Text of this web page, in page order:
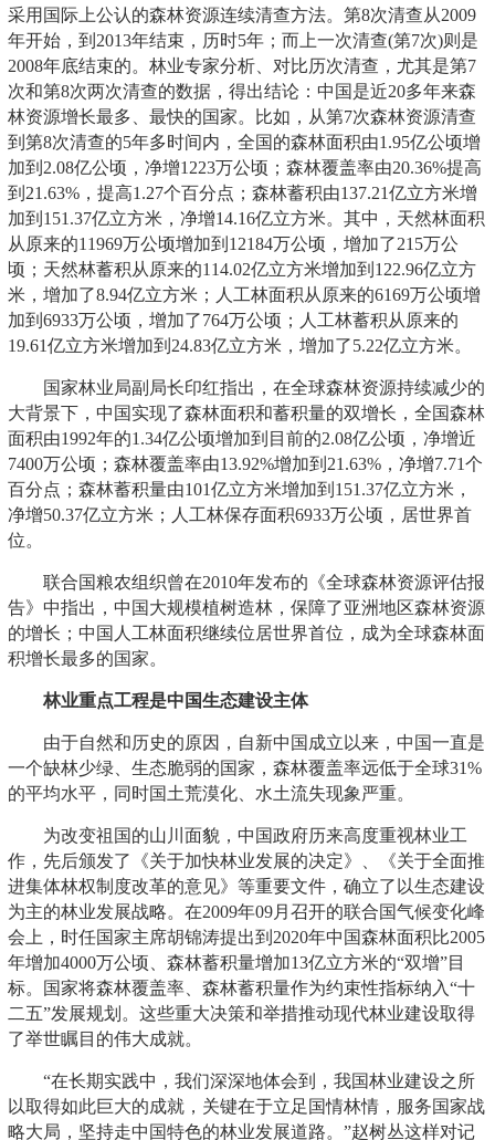
采用国际上公认的森林资源连续清查方法。第8次清查从2009
年开始，到2013年结束，历时5年；而上一次清查(第7次)则是
2008年底结束的。林业专家分析、对比历次清查，尤其是第7
次和第8次两次清查的数据，得出结论：中国是近20多年来森
林资源增长最多、最快的国家。比如，从第7次森林资源清查
到第8次清查的5年多时间内，全国的森林面积由1.95亿公顷增
加到2.08亿公顷，净增1223万公顷；森林覆盖率由20.36%提高
到21.63%，提高1.27个百分点；森林蓄积由137.21亿立方米增
加到151.37亿立方米，净增14.16亿立方米。其中，天然林面积
从原来的11969万公顷增加到12184万公顷，增加了215万公
顷；天然林蓄积从原来的114.02亿立方米增加到122.96亿立方
米，增加了8.94亿立方米；人工林面积从原来的6169万公顷增
加到6933万公顷，增加了764万公顷；人工林蓄积从原来的
19.61亿立方米增加到24.83亿立方米，增加了5.22亿立方米。
国家林业局副局长印红指出，在全球森林资源持续减少的
大背景下，中国实现了森林面积和蓄积量的双增长，全国森林
面积由1992年的1.34亿公顷增加到目前的2.08亿公顷，净增近
7400万公顷；森林覆盖率由13.92%增加到21.63%，净增7.71个
百分点；森林蓄积量由101亿立方米增加到151.37亿立方米，
净增50.37亿立方米；人工林保存面积6933万公顷，居世界首
位。
联合国粮农组织曾在2010年发布的《全球森林资源评估报
告》中指出，中国大规模植树造林，保障了亚洲地区森林资源
的增长；中国人工林面积继续位居世界首位，成为全球森林面
积增长最多的国家。
林业重点工程是中国生态建设主体
由于自然和历史的原因，自新中国成立以来，中国一直是
一个缺林少绿、生态脆弱的国家，森林覆盖率远低于全球31%
的平均水平，同时国土荒漠化、水土流失现象严重。
为改变祖国的山川面貌，中国政府历来高度重视林业工
作，先后颁发了《关于加快林业发展的决定》、《关于全面推
进集体林权制度改革的意见》等重要文件，确立了以生态建设
为主的林业发展战略。在2009年09月召开的联合国气候变化峰
会上，时任国家主席胡锦涛提出到2020年中国森林面积比2005
年增加4000万公顷、森林蓄积量增加13亿立方米的“双增”目
标。国家将森林覆盖率、森林蓄积量作为约束性指标纳入“十
二五”发展规划。这些重大决策和举措推动现代林业建设取得
了举世瞩目的伟大成就。
“在长期实践中，我们深深地体会到，我国林业建设之所
以取得如此巨大的成就，关键在于立足国情林情，服务国家战
略大局，坚持走中国特色的林业发展道路。”赵树丛这样对记